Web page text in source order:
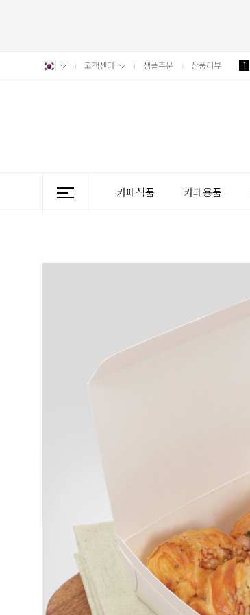
고객센터 샘플주문 상품리뷰 1
카페식품 카페용품